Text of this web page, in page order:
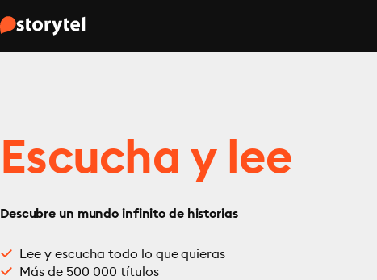
Escucha y lee
Descubre un mundo infinito de historias
Lee y escucha todo lo que quieras
Más de 500 000 títulos